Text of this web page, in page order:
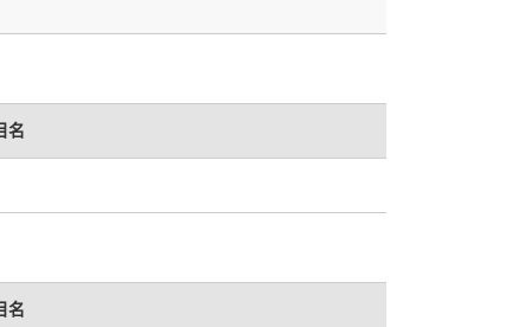
名
名